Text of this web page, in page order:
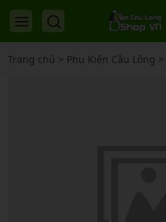
Trang chủ > Phụ Kiện Cầu Lông >